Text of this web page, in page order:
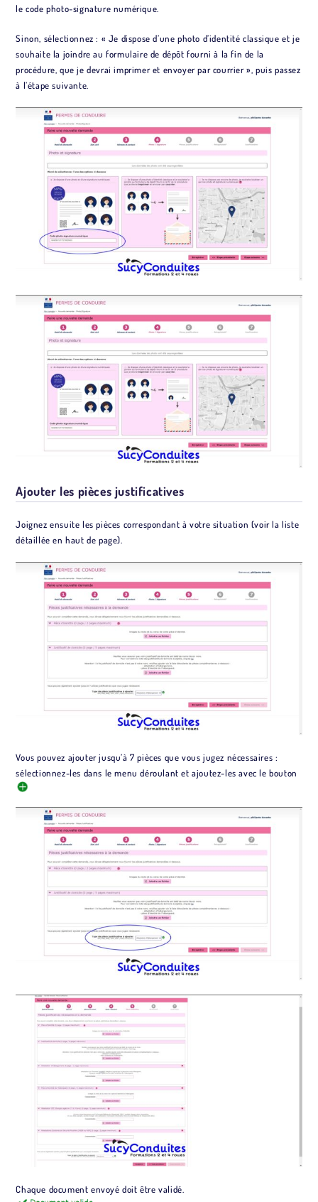
le code photo-signature numérique.
Sinon, sélectionnez : « Je dispose d’une photo d’identité classique et je
souhaite la joindre au formulaire de dépôt fourni à la fin de la
procédure, que je devrai imprimer et envoyer par courrier », puis passez
à l’étape suivante.
Ajouter les pièces justificatives
Joignez ensuite les pièces correspondant à votre situation (voir la liste
détaillée en haut de page).
Vous pouvez ajouter jusqu’à 7 pièces que vous jugez nécessaires :
sélectionnez-les dans le menu déroulant et ajoutez-les avec le bouton
Chaque document envoyé doit être validé.